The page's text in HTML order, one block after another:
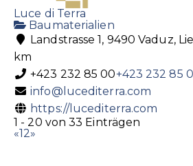
Luce di Terra
Baumaterialien
Landstrasse 1, 9490 Vaduz,
km
+423 232 85 00+423 232 85
info@lucediterra.com
https://lucediterra.com
1 - 20 von 33 Einträgen
«12»